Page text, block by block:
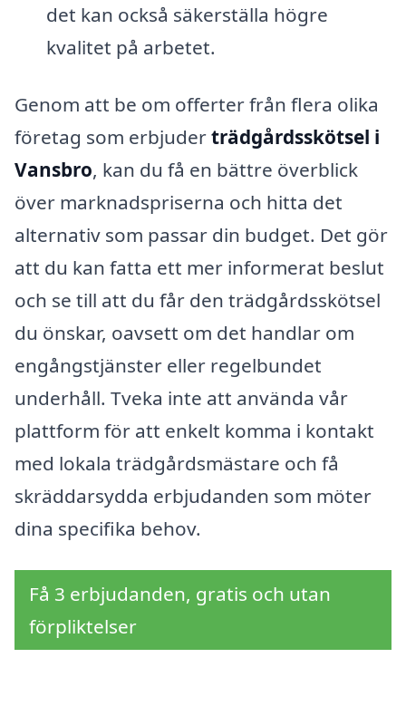
det kan också säkerställa högre
kvalitet på arbetet.
Genom att be om offerter från flera olika
företag som erbjuderträdgårdsskötsel i
Vansbro, kan du få en bättre överblick
över marknadspriserna och hitta det
alternativ som passar din budget. Det gör
att du kan fatta ett mer informerat beslut
och se till att du får den trädgårdsskötsel
du önskar, oavsett om det handlar om
engångstjänster eller regelbundet
underhåll. Tveka inte att använda vår
plattform för att enkelt komma i kontakt
med lokala trädgårdsmästare och få
skräddarsydda erbjudanden som möter
dina specifika behov.
Få 3 erbjudanden, gratis och utan
förpliktelser